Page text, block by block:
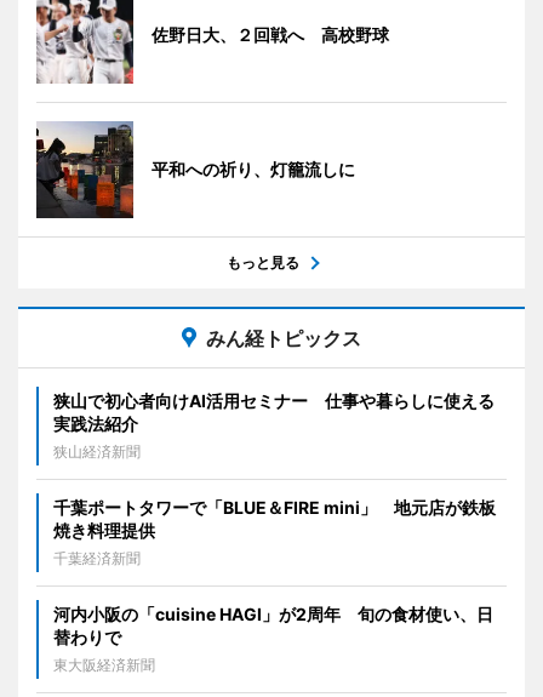
佐野日大、２回戦へ 高校野球
平和への祈り、灯籠流しに
もっと見る
みん経トピックス
狭山で初心者向けAI活用セミナー 仕事や暮らしに使える
実践法紹介
狭山経済新聞
千葉ポートタワーで「BLUE＆FIRE mini」 地元店が鉄板
焼き料理提供
千葉経済新聞
河内小阪の「cuisine HAGI」が2周年 旬の食材使い、日
替わりで
東大阪経済新聞